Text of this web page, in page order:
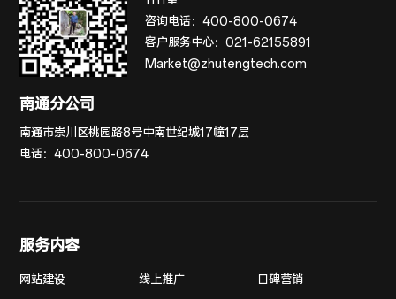
咨询电话：400-800-0674
客户服务中心：021-62155891
Market@zhutengtech.com
南通分公司
南通市崇川区桃园路8号中南世纪城17幢17层
电话：400-800-0674
服务内容
网站建设 线上推广 口碑营销